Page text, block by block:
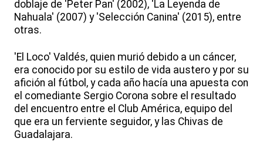
doblaje de 'Peter Pan' (2002), 'La Leyenda de
Nahuala' (2007) y 'Selección Canina' (2015), entre
otras.
'El Loco' Valdés, quien murió debido a un cáncer,
era conocido por su estilo de vida austero y por su
afición al fútbol, y cada año hacía una apuesta con
el comediante Sergio Corona sobre el resultado
del encuentro entre el Club América, equipo del
que era un ferviente seguidor, y las Chivas de
Guadalajara.